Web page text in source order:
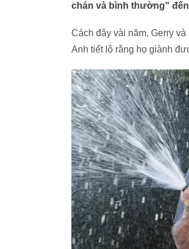
chán và bình thường"
Cách đây vài năm, Gerry
Anh tiết lộ rằng họ giành